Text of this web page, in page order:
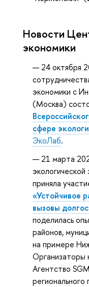
Новости
экономики
24 октября
экономики с
(Москва)
сфере
ЭкоЛаб.
21 марта
приняла
«Устойчивое
вызовы
поделилась
районов,
на примере
Организаторы
Агентство